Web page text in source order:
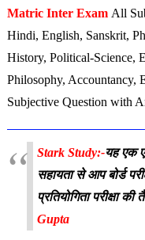
Matric Inter ExamAll
Hindi, English, Sanskrit,
History, Political-Science,
Philosophy, Accountancy,
Subjective Question with
Stark Study:-यह एक
सहायता से आप बोर्ड
प्रतियोगिता परीक्षा
Gupta